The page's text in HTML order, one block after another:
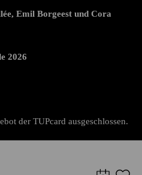
Emil Borgeest und Cora
2026
der TUPcard ausgeschlossen.